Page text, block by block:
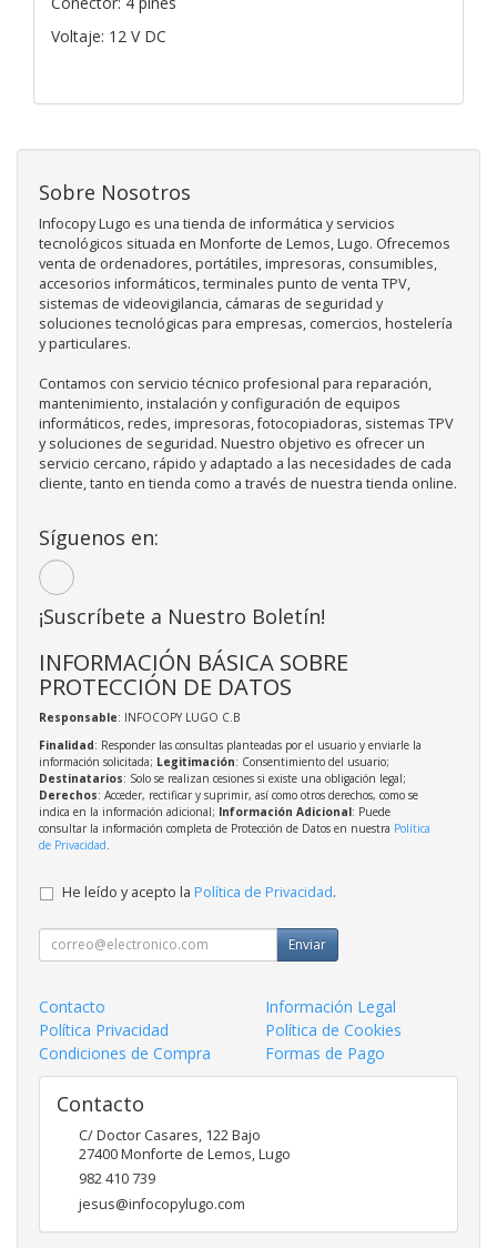
Voltaje: 12 V DC
Sobre Nosotros
Infocopy Lugo es una tienda de informática y servicios
tecnológicos situada en Monforte de Lemos, Lugo. Ofrecemos
venta de ordenadores, portátiles, impresoras, consumibles,
accesorios informáticos, terminales punto de venta TPV,
sistemas de videovigilancia, cámaras de seguridad y
soluciones tecnológicas para empresas, comercios, hostelería
y particulares.
Contamos con servicio técnico profesional para reparación,
mantenimiento, instalación y configuración de equipos
informáticos, redes, impresoras, fotocopiadoras, sistemas TPV
y soluciones de seguridad. Nuestro objetivo es ofrecer un
servicio cercano, rápido y adaptado a las necesidades de cada
cliente, tanto en tienda como a través de nuestra tienda online.
Síguenos en:
¡Suscríbete a Nuestro Boletín!
INFORMACIÓN BÁSICA SOBRE
PROTECCIÓN DE DATOS
Responsable: INFOCOPY LUGO C.B
Finalidad: Responder las consultas planteadas por el usuario y enviarle la
información solicitada; Legitimación: Consentimiento del usuario;
Destinatarios: Solo se realizan cesiones si existe una obligación legal;
Derechos: Acceder, rectificar y suprimir, así como otros derechos, como se
indica en la información adicional; Información Adicional: Puede
consultar la información completa de Protección de Datos en nuestra Política
de Privacidad
He leído y acepto la Política de Privacidad.
Enviar
Contacto
Información Legal
Política Privacidad
Política de Cookies
Condiciones de Compra
Formas de Pago
Contacto
C/ Doctor Casares, 122 Bajo
27400Monforte de Lemos,Lugo
982 410 739
jesus@infocopylugo.com